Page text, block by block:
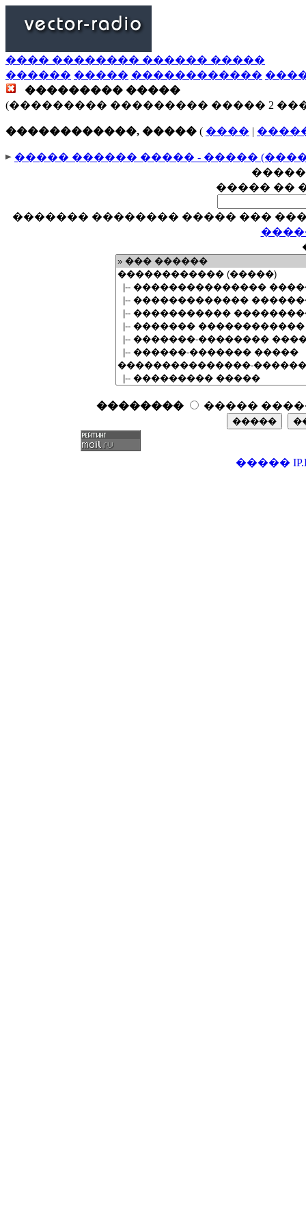
���� �������� ������ �����
������ ����� ������������
��������� �����
(��������� ��������� ����� 2
������������, ����� ( ���� |
����� ������ ����� - �����
����� ��
������� �������� ����� ���
�������� �����
�����